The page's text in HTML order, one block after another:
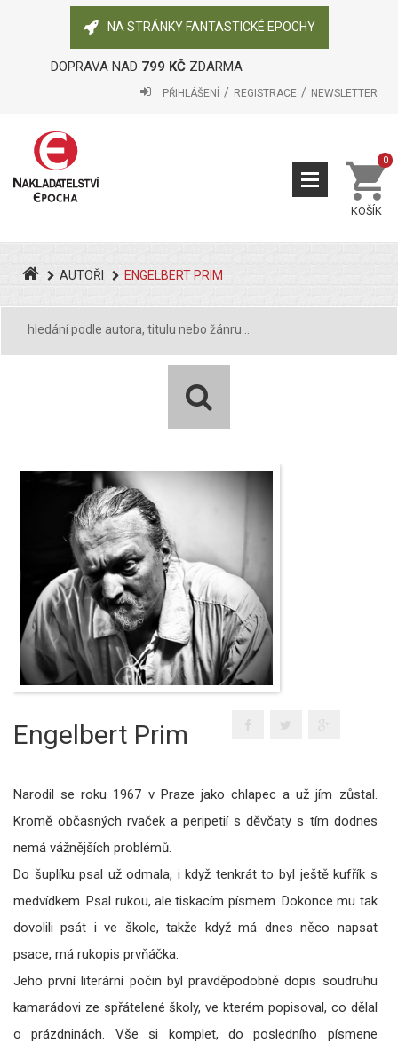
NA STRÁNKY FANTASTICKÉ EPOCHY
DOPRAVA NAD 799 KČZDARMA
PŘIHLÁŠENÍ REGISTRACE NEWSLETTER
KOŠÍK
0
AUTOŘI ENGELBERT PRIM
Engelbert Prim
Narodil se roku 1967 v Praze jako chlapec a už jím zůstal.
Kromě občasných rvaček a peripetií s děvčaty s tím dodnes
nemá vážnějších problémů.
Do šuplíku psal už odmala, i když tenkrát to byl ještě kufřík s
medvídkem. Psal rukou, ale tiskacím písmem. Dokonce mu tak
dovolili psát i ve škole, takže když má dnes něco napsat
psace, má rukopis prvňáčka.
Jeho první literární počin byl pravděpodobně dopis soudruhu
kamarádovi ze spřátelené školy, ve kterém popisoval, co dělal
o prázdninách. Vše si komplet, do posledního písmene